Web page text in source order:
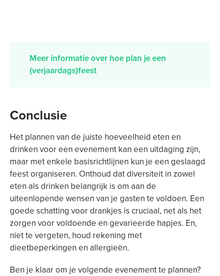
Meer informatie over hoe plan je een
(verjaardags)feest
Conclusie
Het plannen van de juiste hoeveelheid eten en
drinken voor een evenement kan een uitdaging zijn,
maar met enkele basisrichtlijnen kun je een geslaagd
feest organiseren. Onthoud dat diversiteit in zowel
eten als drinken belangrijk is om aan de
uiteenlopende wensen van je gasten te voldoen. Een
goede schatting voor drankjes is cruciaal, net als het
zorgen voor voldoende en gevarieerde hapjes. En,
niet te vergeten, houd rekening met
dieetbeperkingen en allergieën.
Ben je klaar om je volgende evenement te plannen?